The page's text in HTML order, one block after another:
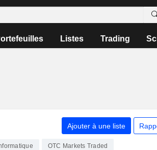
Listes Trading
Ajouter à une liste
OTC Markets Traded